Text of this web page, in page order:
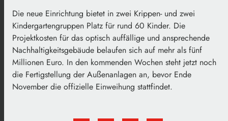
Die neue Einrichtung bietet in zwei Krippen- und zwei
Kindergartengruppen Platz für rund 60 Kinder. Die
Projektkosten für das optisch auffällige und ansprechende
Nachhaltigkeitsgebäude belaufen sich auf mehr als fünf
Millionen Euro. In den kommenden Wochen steht jetzt noch
die Fertigstellung der Außenanlagen an, bevor Ende
November die offizielle Einweihung stattfindet.